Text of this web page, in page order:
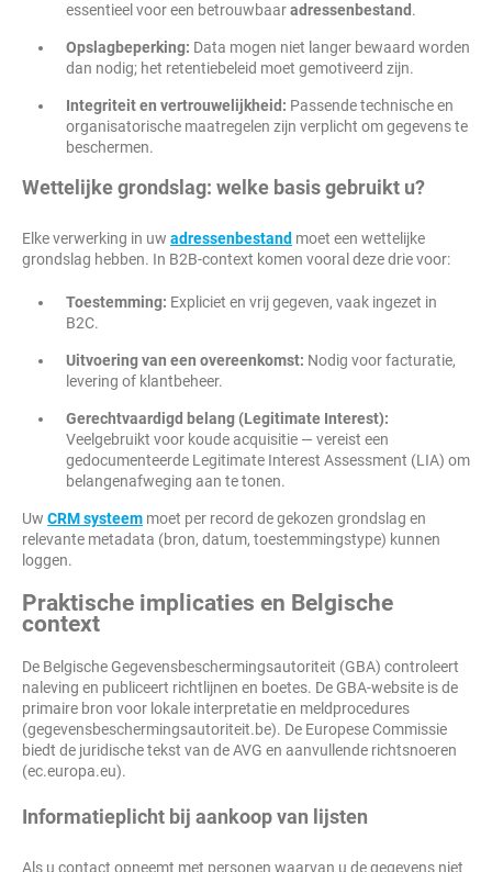
essentieel voor een betrouwbaaradressenbestand.
Opslagbeperking: Data mogen niet langer bewaard worden
dan nodig; het retentiebeleid moet gemotiveerd zijn.
Integriteit en vertrouwelijkheid: Passende technische en
organisatorische maatregelen zijn verplicht om gegevens te
beschermen.
Wettelijke grondslag: welke basis gebruikt u?
Elke verwerking in uw adressenbestand moet een wettelijke
grondslag hebben. In B2B-context komen vooral deze drie voor:
Toestemming: Expliciet en vrij gegeven, vaak ingezet in
B2C.
Uitvoering van een overeenkomst: Nodig voor facturatie,
levering of klantbeheer.
Gerechtvaardigd belang (Legitimate Interest):
Veelgebruikt voor koude acquisitie — vereist een
gedocumenteerde Legitimate Interest Assessment (LIA) om
belangenafweging aan te tonen.
Uw CRM systeem moet per record de gekozen grondslag en
relevante metadata (bron, datum, toestemmingstype) kunnen
loggen.
Praktische implicaties en Belgische
context
De Belgische Gegevensbeschermingsautoriteit (GBA) controleert
naleving en publiceert richtlijnen en boetes. De GBA-website is de
primaire bron voor lokale interpretatie en meldprocedures
(gegevensbeschermingsautoriteit.be). De Europese Commissie
biedt de juridische tekst van de AVG en aanvullende richtsnoeren
(ec.europa.eu).
Informatieplicht bij aankoop van lijsten
Als u contact opneemt met personen waarvan u de gegevens niet